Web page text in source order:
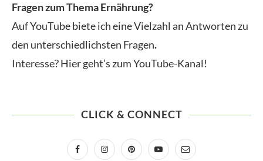
Fragen zum Thema Ernährung?
Auf YouTube biete ich eine Vielzahl an Antworten zu
den unterschiedlichsten Fragen.
Interesse? Hier geht’s zum YouTube-Kanal!
CLICK & CONNECT